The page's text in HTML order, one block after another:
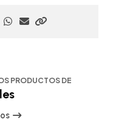
PRODUCTOS DE